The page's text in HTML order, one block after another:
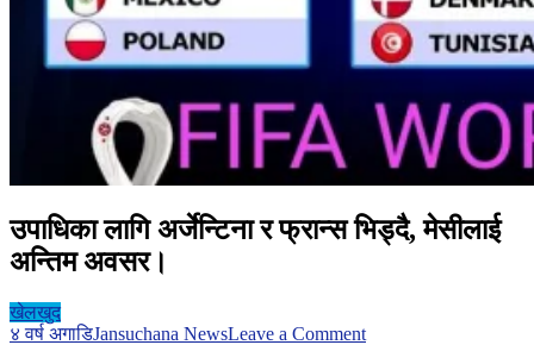
उपाधिका लागि अर्जेन्टिना र फ्रान्स भिड्दै, मेसीलाई
अन्तिम अवसर।
खेलखुद
४ वर्ष अगाडिJansuchana NewsLeave a Commenton